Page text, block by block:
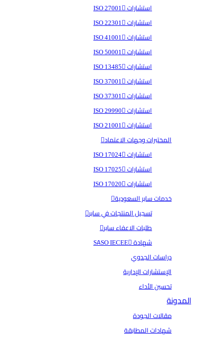
استشارات ISO 27001
استشارات ISO 22301
استشارات ISO 41001
استشارات ISO 50001
استشارات ISO 13485
استشارات ISO 37001
استشارات ISO 37301
استشارات ISO 29990
استشارات ISO 21001
المختبرات وجهات الاعتماد
استشارات ISO 17024
استشارات ISO 17025
استشارات ISO 17020
خدمات سابر السعودية
تسجيل المنتجات في سابر
طلبات الاعفاء سابر
شهادة SASO IECEE
دراسات الجدوي
الإستشارات الإدارية
تحسين الأداء
المدونة
مقالات الجودة
شهادات المطابقة